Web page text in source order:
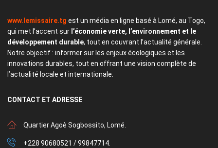
www.lemissaire.tg est un média en ligne basé à Lomé, au Togo,
qui met l’accent sur l’économie verte, l’environnement et le
développement durable, tout en couvrant l’actualité générale.
Notre objectif : informer sur les enjeux écologiques et les
innovations durables, tout en offrant une vision complète de
l’actualité locale et internationale.
CONTACT ET ADRESSE
Quartier Agoè Sogbossito, Lomé.
+228 90680521 / 99847714.